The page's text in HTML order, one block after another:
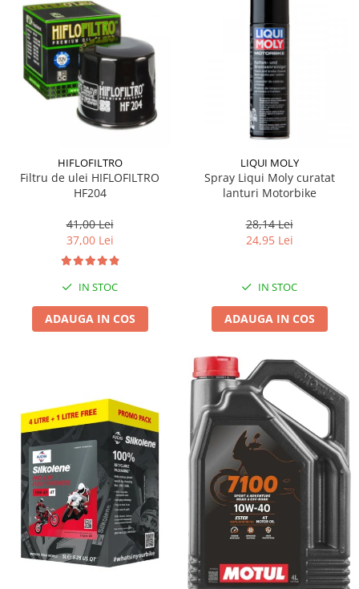
HIFLOFILTRO
Filtru de ulei HIFLOFILTRO
HF204
41,00 Lei
37,00 Lei
IN STOC
ADAUGA IN COS
LIQUI MOLY
Spray Liqui Moly curatat
lanturi Motorbike
28,14 Lei
24,95 Lei
IN STOC
ADAUGA IN COS